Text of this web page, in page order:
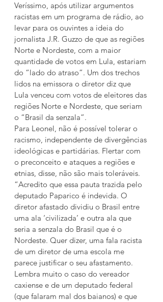
Veríssimo, após utilizar argumentos
racistas em um programa de rádio, ao
levar para os ouvintes a ideia do
jornalista J.R. Guzzo de que as regiões
Norte e Nordeste, com a maior
quantidade de votos em Lula, estariam
do “lado do atraso”. Um dos trechos
lidos na emissora o diretor diz que
Lula venceu com votos de eleitores das
regiões Norte e Nordeste, que seriam
o “Brasil da senzala”.
Para Leonel, não é possível tolerar o
racismo, independente de divergências
ideológicas e partidárias. Flertar com
o preconceito e ataques a regiões e
etnias, disse, não são mais toleráveis.
“Acredito que essa pauta trazida pelo
deputado Paparico é indevida. O
diretor afastado dividiu o Brasil entre
uma ala ‘civilizada’ e outra ala que
seria a senzala do Brasil que é o
Nordeste. Quer dizer, uma fala racista
de um diretor de uma escola me
parece justificar o seu afastamento.
Lembra muito o caso do vereador
caxiense e de um deputado federal
(que falaram mal dos baianos) e que